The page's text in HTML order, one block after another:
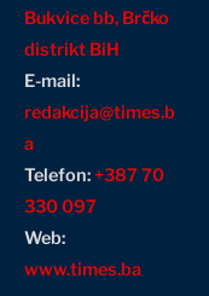
Bukvice bb, Brčko
distrikt BiH
E-mail:
redakcija@times.b
a
Telefon:+387 70
330 097
Web:
www.times.ba